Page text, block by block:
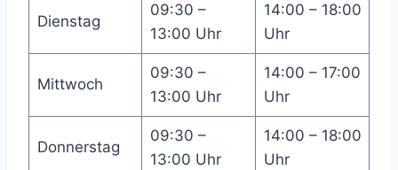
Dienstag
09:30 –
13:00 Uhr
14:00 – 18:00
Uhr
Mittwoch
09:30 –
13:00 Uhr
14:00 – 17:00
Uhr
Donnerstag
09:30 –
13:00 Uhr
14:00 – 18:00
Uhr